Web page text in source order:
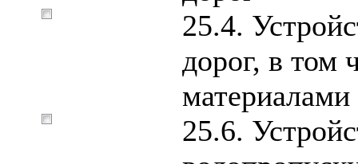
25.4.
дорог, в том
материалами
25.6.